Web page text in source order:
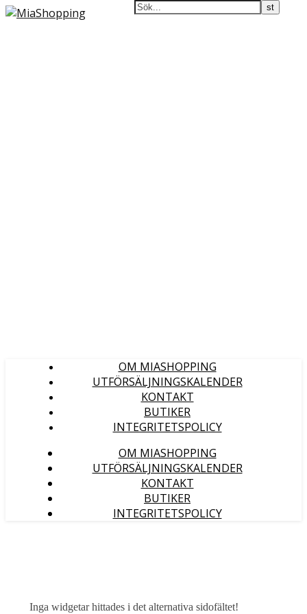
OM MIASHOPPING
UTFÖRSÄLJNINGSKALENDER
KONTAKT
BUTIKER
INTEGRITETSPOLICY
OM MIASHOPPING
UTFÖRSÄLJNINGSKALENDER
KONTAKT
BUTIKER
INTEGRITETSPOLICY
Inga widgetar hittades i det alternativa sidofältet!